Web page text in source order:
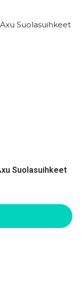
Suolasuihkeet